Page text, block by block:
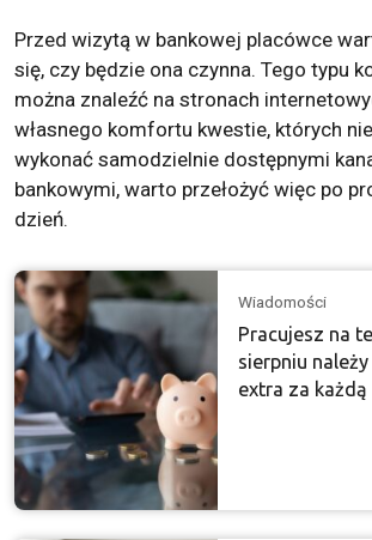
Przed wizytą w bankowej placówce
się, czy będzie ona czynna. Tego typu
można znaleźć na stronach
własnego komfortu kwestie, których
wykonać samodzielnie dostępnymi
bankowymi, warto przełożyć więc po
dzień.
Wiadomości
Pracujesz na
sierpniu należy
extra za